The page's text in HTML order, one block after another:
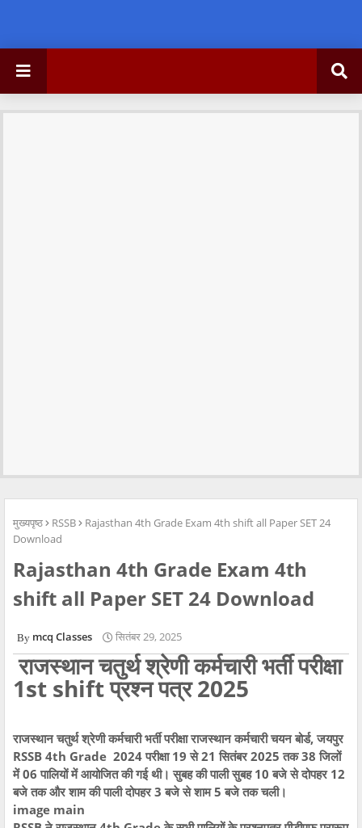
मुख्यपृष्ठ RSSB
Rajasthan 4th Grade Exam 4th shift all Paper SET 24
Download
Rajasthan 4th Grade Exam 4th
shift all Paper SET 24 Download
mcq Classes सितंबर 29, 2025
राजस्थान चतुर्थ श्रेणी कर्मचारी भर्ती परीक्षा
1st shift प्रश्न पत्र 2025
राजस्थान चतुर्थ श्रेणी कर्मचारी भर्ती परीक्षा राजस्थान कर्मचारी चयन बोर्ड, जयपुर
RSSB 4th Grade 2024 परीक्षा 19 से 21 सितंबर 2025 तक 38 जिलों
में 06 पालियों में आयोजित की गई थी। सुबह की पाली सुबह 10 बजे से दोपहर 12
बजे तक और शाम की पाली दोपहर 3 बजे से शाम 5 बजे तक चली।
image main